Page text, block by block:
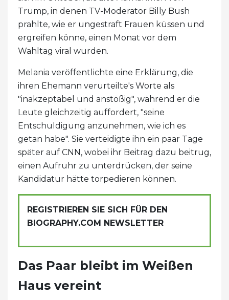
Trump, in denen TV-Moderator Billy Bush
prahlte, wie er ungestraft Frauen küssen und
ergreifen könne, einen Monat vor dem
Wahltag viral wurden.
Melania veröffentlichte eine Erklärung, die
ihren Ehemann verurteilte's Worte als
"inakzeptabel und anstößig", während er die
Leute gleichzeitig auffordert, "seine
Entschuldigung anzunehmen, wie ich es
getan habe". Sie verteidigte ihn ein paar Tage
später auf CNN, wobei ihr Beitrag dazu beitrug,
einen Aufruhr zu unterdrücken, der seine
Kandidatur hätte torpedieren können.
REGISTRIEREN SIE SICH FÜR DEN
BIOGRAPHY.COM NEWSLETTER
Das Paar bleibt im Weißen
Haus vereint